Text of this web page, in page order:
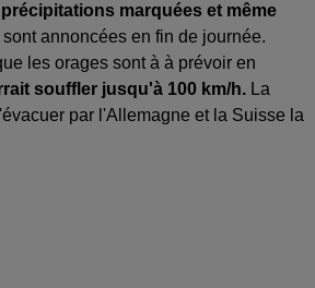
marquées et même
sont annoncées en fin de journée.
les orages sont à à prévoir en
souffler jusqu'à 100 km/h. La
par l'Allemagne et la Suisse la